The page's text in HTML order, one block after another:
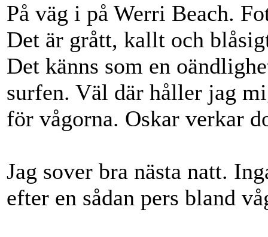
På väg i på Werri Beach.
Det är grått, kallt och
Det känns som en
surfen. Väl där håller jag
för vågorna. Oskar verkar
Jag sover bra nästa natt.
efter en sådan pers bland